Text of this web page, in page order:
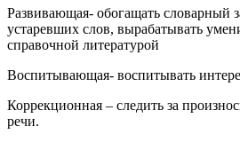
Развивающая- обогащать словарный
устаревших слов, вырабатывать
справочной литературой
Воспитывающая- воспитывать
Коррекционная – следить за
речи.